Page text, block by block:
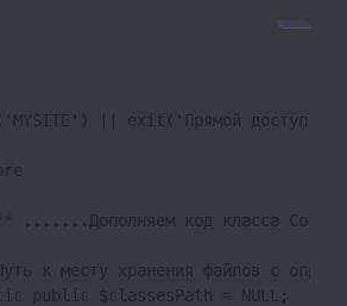
|| exit('Прямой доступ к
.......Дополняем код класса Core
к месту хранения файлов с
public $classesPath = NULL;